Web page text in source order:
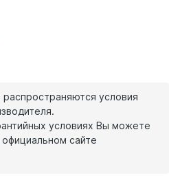
условия
условиях Вы можете
сайте